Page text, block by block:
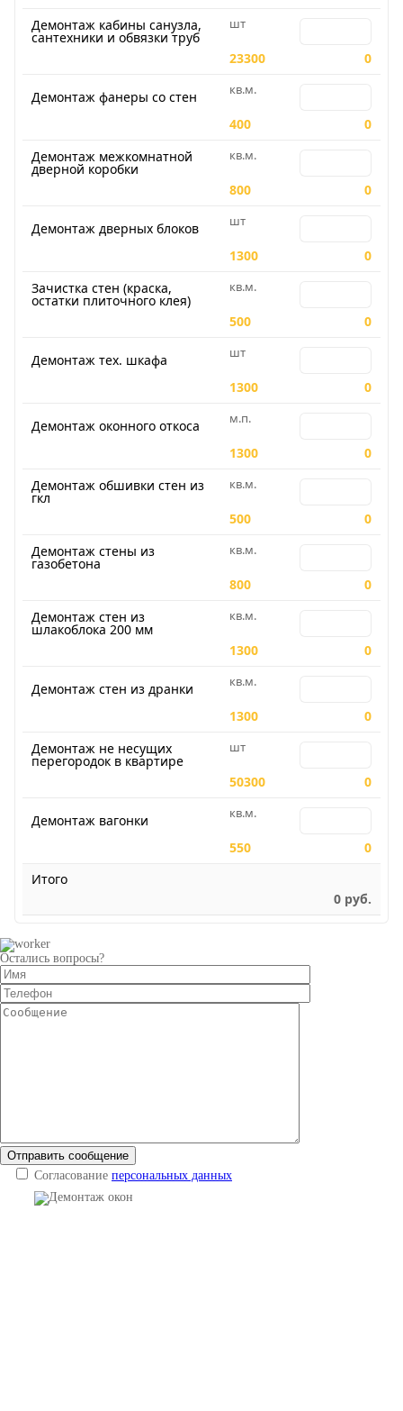
Демонтаж кабины санузла,
сантехники и обвязки труб
шт
23300
0
Демонтаж фанеры со стен кв.м.
400
0
Демонтаж межкомнатной
дверной коробки
кв.м.
800
0
Демонтаж дверных блоков шт
1300
0
Зачистка стен (краска,
остатки плиточного клея)
кв.м.
500
0
Демонтаж тех. шкафа шт
1300
0
Демонтаж оконного откоса м.п.
1300
0
Демонтаж обшивки стен из
гкл
кв.м.
500
0
Демонтаж стены из
газобетона
кв.м.
800
0
Демонтаж стен из
шлакоблока 200 мм
кв.м.
1300
0
Демонтаж стен из дранки кв.м.
1300
0
Демонтаж не несущих
перегородок в квартире
шт
50300
0
Демонтаж вагонки кв.м.
550
0
Итого
0 руб.
Остались вопросы?
Согласование персональных данных